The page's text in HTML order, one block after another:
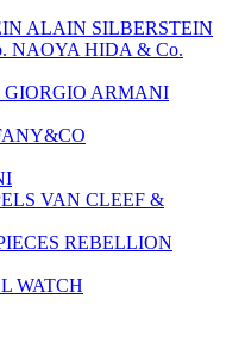
ALAIN SILBERSTEIN
NAOYA HIDA & Co.
GIORGIO ARMANI
VAN CLEEF &
REBELLION
WATCH